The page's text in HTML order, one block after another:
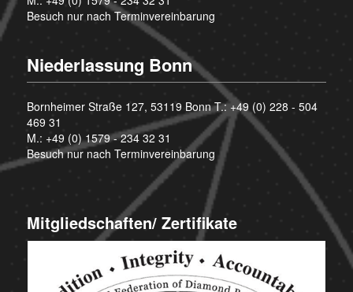
Besuch nur nach Terminvereinbarung
Niederlassung Bonn
Bornheimer Straße 127, 53119 Bonn T.:+49 (0) 228 - 504
469 31
M.: +49 (0) 1579 - 234 32 31
Besuch nur nach Terminvereinbarung
Mitgliedschaften/ Zertifikate